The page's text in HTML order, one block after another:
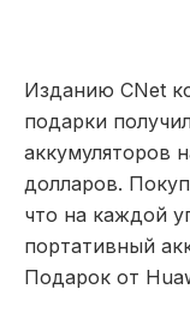
Изданию CNet
подарки
аккумуляторов
долларов.
что на каждой
портативный
Подарок от